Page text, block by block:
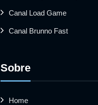
Canal Load Game
Canal Brunno Fast
Sobre
Home